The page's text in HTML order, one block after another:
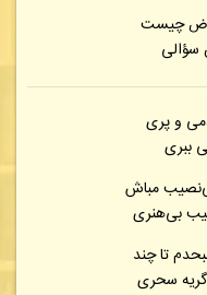
چیست
سؤالی
و پری
ببری
مباش
بی‌هنری
تا چند
سحری